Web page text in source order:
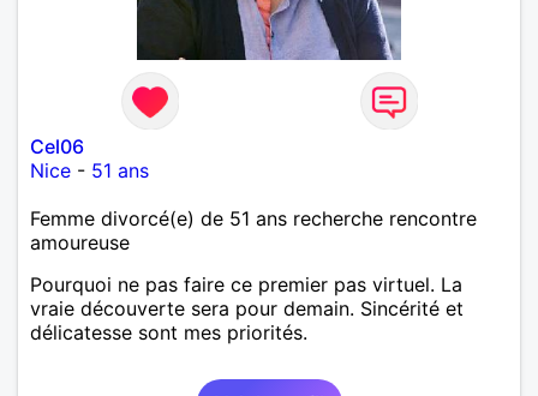
Cel06
Nice - 51 ans
Femme divorcé(e) de 51 ans recherche rencontre
amoureuse
Pourquoi ne pas faire ce premier pas virtuel. La
vraie découverte sera pour demain. Sincérité et
délicatesse sont mes priorités.